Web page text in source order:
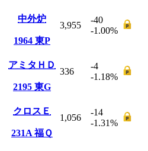
中外炉
1964 東P
3,955
-40
-1.00%
アミタＨＤ
2195 東G
336
-4
-1.18%
クロスＥ
231A福Ｑ
1,056
-14
-1.31%